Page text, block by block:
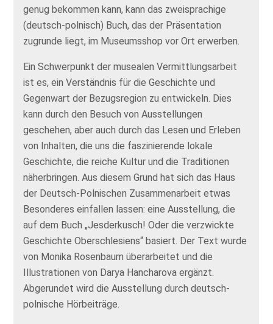
genug bekommen kann, kann das zweisprachige
(deutsch-polnisch) Buch, das der Präsentation
zugrunde liegt, im Museumsshop vor Ort erwerben.
Ein Schwerpunkt der musealen Vermittlungsarbeit
ist es, ein Verständnis für die Geschichte und
Gegenwart der Bezugsregion zu entwickeln. Dies
kann durch den Besuch von Ausstellungen
geschehen, aber auch durch das Lesen und Erleben
von Inhalten, die uns die faszinierende lokale
Geschichte, die reiche Kultur und die Traditionen
näherbringen. Aus diesem Grund hat sich das Haus
der Deutsch-Polnischen Zusammenarbeit etwas
Besonderes einfallen lassen: eine Ausstellung, die
auf dem Buch „Jesderkusch! Oder die verzwickte
Geschichte Oberschlesiens“ basiert. Der Text wurde
von Monika Rosenbaum überarbeitet und die
Illustrationen von Darya Hancharova ergänzt.
Abgerundet wird die Ausstellung durch deutsch-
polnische Hörbeiträge.